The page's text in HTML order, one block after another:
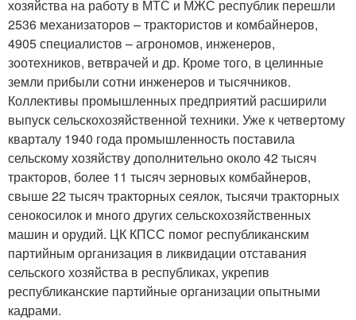
хозяйства на работу в МТС и МЖС республик перешли
2536 механизаторов – трактористов и комбайнеров,
4905 специалистов – агрономов, инженеров,
зоотехников, ветврачей и др. Кроме того, в целинные
земли прибыли сотни инженеров и тысячников.
Коллективы промышленных предприятий расширили
выпуск сельскохозяйственной техники. Уже к четвертому
кварталу 1940 года промышленность поставила
сельскому хозяйству дополнительно около 42 тысяч
тракторов, более 11 тысяч зерновых комбайнеров,
свыше 22 тысяч тракторных сеялок, тысячи тракторных
сенокосилок и много других сельскохозяйственных
машин и орудий. ЦК КПСС помог республиканским
партийным организация в ликвидации отставания
сельского хозяйства в республиках, укрепив
республиканские партийные организации опытными
кадрами.